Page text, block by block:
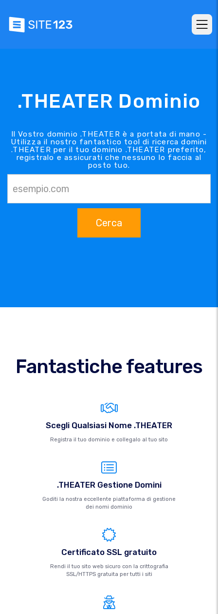
.THEATER Dominio
Il Vostro dominio .THEATER è a portata di mano -
Utilizza il nostro fantastico tool di ricerca domini
.THEATER per il tuo dominio .THEATER preferito,
registralo e assicurati che nessuno lo faccia al
posto tuo.
Cerca
Fantastiche features
Scegli Qualsiasi Nome .THEATER
Registra il tuo dominio e collegalo al tuo sito
.THEATER Gestione Domini
Goditi la nostra eccellente piattaforma di gestione
dei nomi dominio
Certificato SSL gratuito
Rendi il tuo sito web sicuro con la crittografia
SSL/HTTPS gratuita per tutti i siti